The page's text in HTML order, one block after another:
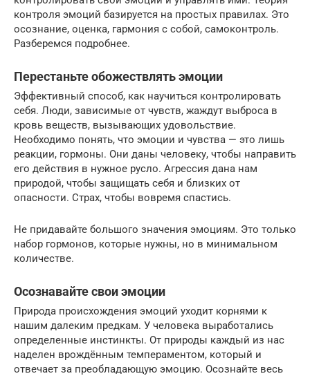
контроля эмоций базируется на простых правилах. Это
осознание, оценка, гармония с собой, самоконтроль.
Разберемся подробнее.
Перестаньте обожествлять эмоции
Эффективный способ, как научиться контролировать
себя. Люди, зависимые от чувств, жаждут выброса в
кровь веществ, вызывающих удовольствие.
Необходимо понять, что эмоции и чувства — это лишь
реакции, гормоны. Они даны человеку, чтобы направить
его действия в нужное русло. Агрессия дана нам
природой, чтобы защищать себя и близких от
опасности. Страх, чтобы вовремя спастись.
Не придавайте большого значения эмоциям. Это только
набор гормонов, которые нужны, но в минимальном
количестве.
Осознавайте свои эмоции
Природа происхождения эмоций уходит корнями к
нашим далеким предкам. У человека выработались
определенные инстинкты. От природы каждый из нас
наделен врождённым темпераментом, который и
отвечает за преобладающую эмоцию. Осознайте весь